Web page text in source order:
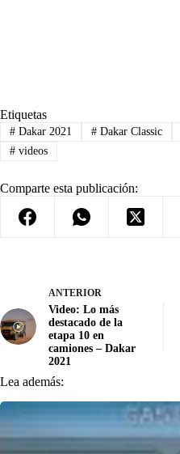
Etiquetas
#Dakar 2021 #Dakar Classic
#videos
Comparte esta publicación:
ANTERIOR
Video: Lo más
destacado de la
etapa 10 en
camiones – Dakar
2021
Lea además: